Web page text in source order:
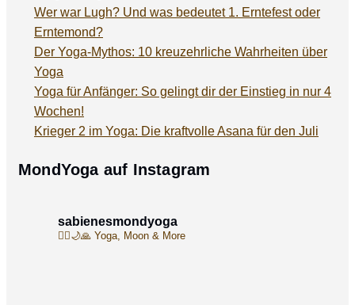
Wer war Lugh? Und was bedeutet 1. Erntefest oder
Erntemond?
Der Yoga-Mythos: 10 kreuzehrliche Wahrheiten über
Yoga
Yoga für Anfänger: So gelingt dir der Einstieg in nur 4
Wochen!
Krieger 2 im Yoga: Die kraftvolle Asana für den Juli
MondYoga auf Instagram
sabienesmondyoga
🧘‍♀️🌙🙏 Yoga, Moon & More